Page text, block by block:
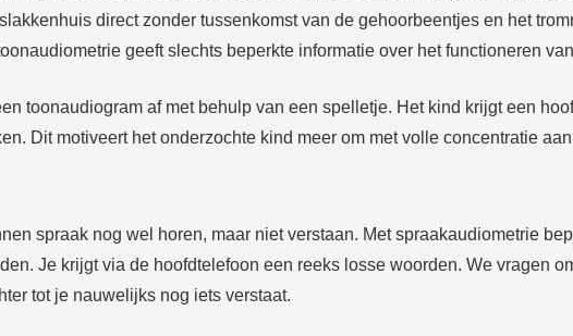
direct zonder tussenkomst van de gehoorbeentjes en het
geeft slechts beperkte informatie over het functioneren
toonaudiogram af met behulp van een spelletje. Het kind krijgt een
Dit motiveert het onderzochte kind meer om met volle concentratie
spraak nog wel horen, maar niet verstaan. Met spraakaudiometrie
Je krijgt via de hoofdtelefoon een reeks losse woorden. We vragen
tot je nauwelijks nog iets verstaat.